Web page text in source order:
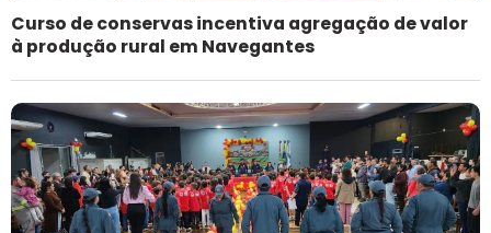
Curso de conservas incentiva agregação de valor
à produção rural em Navegantes